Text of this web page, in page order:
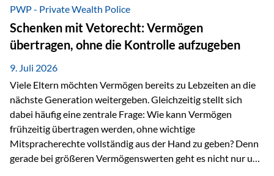
Vermögen verfügen können. Genau für diese
Ausgangssituation bietet die Private Wealth Police der
Vienna-Life eine durchdachte Gestaltungsmöglichkeit. Die
Ausgangssituation Stellen Sie sich folgendes Beispiel vor:
Ein…
PWP - Private Wealth Police
Schenken mit Vetorecht: Vermögen
übertragen, ohne die Kontrolle aufzugeben
9. Juli 2026
Viele Eltern möchten Vermögen bereits zu Lebzeiten an die
nächste Generation weitergeben. Gleichzeitig stellt sich
dabei häufig eine zentrale Frage: Wie kann Vermögen
frühzeitig übertragen werden, ohne wichtige
Mitspracherechte vollständig aus der Hand zu geben? Denn
gerade bei größeren Vermögenswerten geht es nicht nur um